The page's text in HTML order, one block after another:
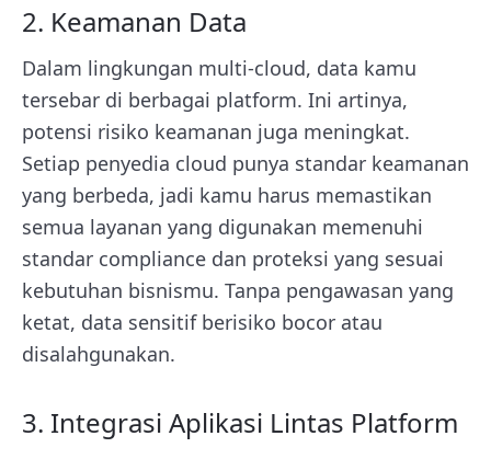
2. Keamanan Data
Dalam lingkungan multi-cloud, data kamu
tersebar di berbagai platform. Ini artinya,
potensi risiko keamanan juga meningkat.
Setiap penyedia cloud punya standar keamanan
yang berbeda, jadi kamu harus memastikan
semua layanan yang digunakan memenuhi
standar compliance dan proteksi yang sesuai
kebutuhan bisnismu. Tanpa pengawasan yang
ketat, data sensitif berisiko bocor atau
disalahgunakan.
3. Integrasi Aplikasi Lintas Platform